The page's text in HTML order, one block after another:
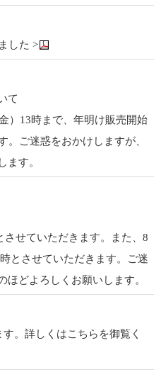
した >
て
）13時まで、年明け販売開始
。ご迷惑をおかけしますが、
ます。
させていただきます。また、8
とさせていただきます。ご迷
どよろしくお願いします。
。詳しくはこちらを御覧く